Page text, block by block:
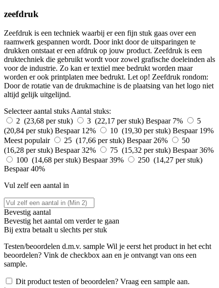
zeefdruk
Zeefdruk is een techniek waarbij er een fijn stuk gaas over een
raamwerk gespannen wordt. Door inkt door de uitsparingen te
drukken ontstaat er een afdruk op jouw product. Zeefdruk is een
druktechniek die gebruikt wordt voor zowel grafische doeleinden als
voor de industrie. Zo kan er textiel mee bedrukt worden maar
worden er ook printplaten mee bedrukt. Let op! Zeefdruk rondom:
Door de rotatie van de drukmachine is de plaatsing van het logo niet
altijd gelijk uitgelijnd.
Selecteer aantal stuks Aantal stuks:
2 (23,68 per stuk)
3 (22,17 per stuk) Bespaar 7%
5
(20,84 per stuk) Bespaar 12% 10 (19,30 per stuk) Bespaar 19%
Meest populair
25 (17,66 per stuk) Bespaar 26%
50
(16,28 per stuk) Bespaar 32% 75 (15,32 per stuk) Bespaar 36%
100 (14,68 per stuk) Bespaar 39%
250 (14,27 per stuk)
Bespaar 40%
Vul zelf een aantal in
Bevestig aantal
Bevestig het aantal om verder te gaan
Bij extra betaalt u slechts per stuk
Testen/beoordelen d.m.v. sample Wil je eerst het product in het echt
beoordelen? Vink de checkbox aan en je ontvangt van ons een
sample.
Dit product testen of beoordelen? Vraag een sample aan.